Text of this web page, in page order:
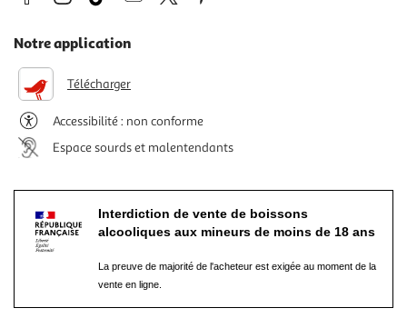
Notre application
Télécharger
Accessibilité : non conforme
Espace sourds et malentendants
Interdiction de vente de boissons
alcooliques aux mineurs de moins de 18 ans
La preuve de majorité de l'acheteur est exigée au moment de la
vente en ligne.